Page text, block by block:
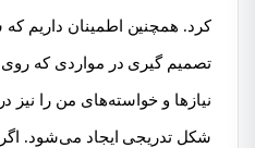
کرد. همچنین اطمینان داریم
تصمیم گیری در مواردی که روی
نیازها و خواسته‌های من را نیز
شکل تدریجی ایجاد می‌شود.